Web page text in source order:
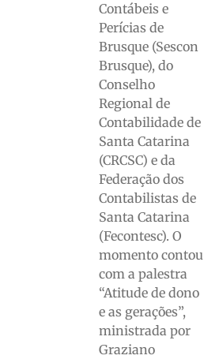
Contábeis e
Perícias de
Brusque (Sescon
Brusque), do
Conselho
Regional de
Contabilidade de
Santa Catarina
(CRCSC) e da
Federação dos
Contabilistas de
Santa Catarina
(Fecontesc). O
momento contou
com a palestra
“Atitude de dono
e as gerações”,
ministrada por
Graziano